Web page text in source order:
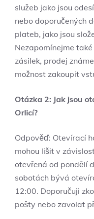
služeb jako jsou
nebo doporučených
plateb, jako jsou
Nezapomínejme
zásilek, prodej
možnost zakoupit
Otázka 2: Jak jsou
Orlicí?
Odpověď: Otevírací
mohou lišit v
otevřená od pondělí
sobotách bývá
12:00. Doporučuji
pošty nebo zavolat